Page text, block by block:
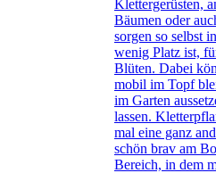
Klettergerüsten,
Bäumen oder
sorgen so selbst
wenig Platz ist,
Blüten. Dabei
mobil im Topf
im Garten
lassen.
mal eine ganz
schön brav am
Bereich, in dem